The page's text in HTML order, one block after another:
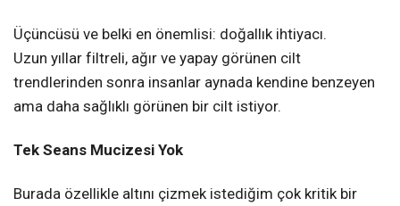
Üçüncüsü ve belki en önemlisi: doğallık ihtiyacı.
Uzun yıllar filtreli, ağır ve yapay görünen cilt
trendlerinden sonra insanlar aynada kendine benzeyen
ama daha sağlıklı görünen bir cilt istiyor.
Tek Seans Mucizesi Yok
Burada özellikle altını çizmek istediğim çok kritik bir